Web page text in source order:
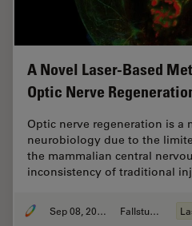
A Novel Laser-Based
Optic Nerve
Optic nerve regeneration is a
neurobiology due to the
the mammalian central
inconsistency of traditional
Sep 08, 2025 Fallstudie